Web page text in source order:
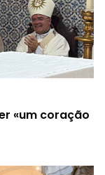
«um coração